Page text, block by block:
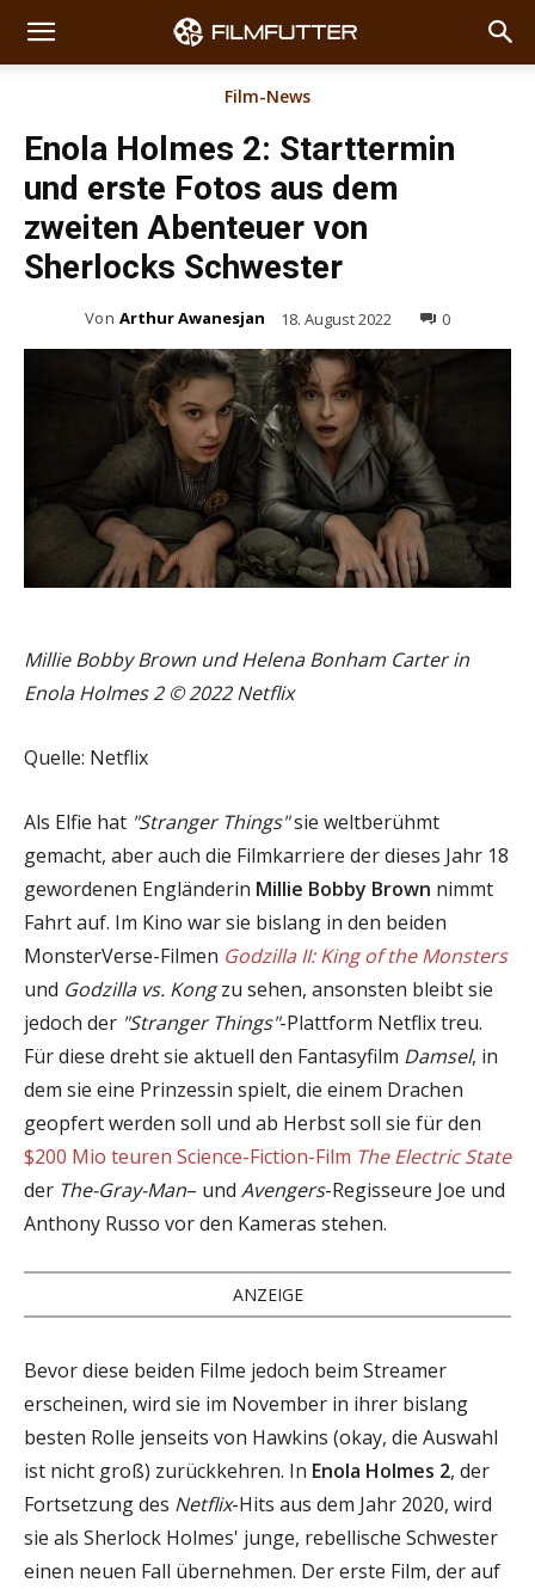
Film-News
Enola Holmes 2: Starttermin
und erste Fotos aus dem
zweiten Abenteuer von
Sherlocks Schwester
Von Arthur Awanesjan 18. August 2022 0
Millie Bobby Brown und Helena Bonham Carter in
Enola Holmes 2 © 2022 Netflix
Quelle: Netflix
Als Elfie hat "Stranger Things"sie weltberühmt
gemacht, aber auch die Filmkarriere der dieses Jahr 18
gewordenen Engländerin Millie Bobby Brown nimmt
Fahrt auf. Im Kino war sie bislang in den beiden
MonsterVerse-Filmen Godzilla II: King of the Monsters
und Godzilla vs. Kongzu sehen, ansonsten bleibt sie
jedoch der "Stranger Things"-Plattform Netflix treu.
Für diese dreht sie aktuell den Fantasyfilm Damsel, in
dem sie eine Prinzessin spielt, die einem Drachen
geopfert werden soll und ab Herbst soll sie für den
$200 Mio teuren Science-Fiction-Film The Electric State
der The-Gray-Man– und Avengers-Regisseure Joe und
Anthony Russo vor den Kameras stehen.
ANZEIGE
Bevor diese beiden Filme jedoch beim Streamer
erscheinen, wird sie im November in ihrer bislang
besten Rolle jenseits von Hawkins (okay, die Auswahl
ist nicht groß) zurückkehren. In Enola Holmes 2, der
Fortsetzung des Netflix-Hits aus dem Jahr 2020, wird
sie als Sherlock Holmes' junge, rebellische Schwester
einen neuen Fall übernehmen. Der erste Film, der auf